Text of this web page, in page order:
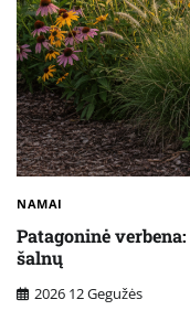
NAMAI
Patagoninė
šalnų
2026 12 Gegužės